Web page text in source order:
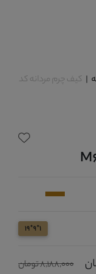
| کیف چرم مردانه کد
8,188,000 تومان